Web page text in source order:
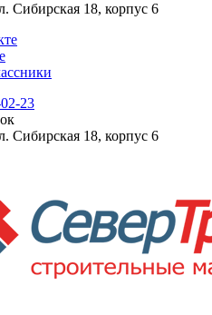
Сибирская 18, корпус 6
23
Сибирская 18, корпус 6